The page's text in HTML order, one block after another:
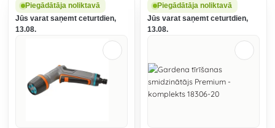
Piegādātāja noliktavā
Jūs varat saņemt ceturtdien,
13.08.
Piegādātāja noliktavā
Jūs varat saņemt ceturtdien,
13.08.